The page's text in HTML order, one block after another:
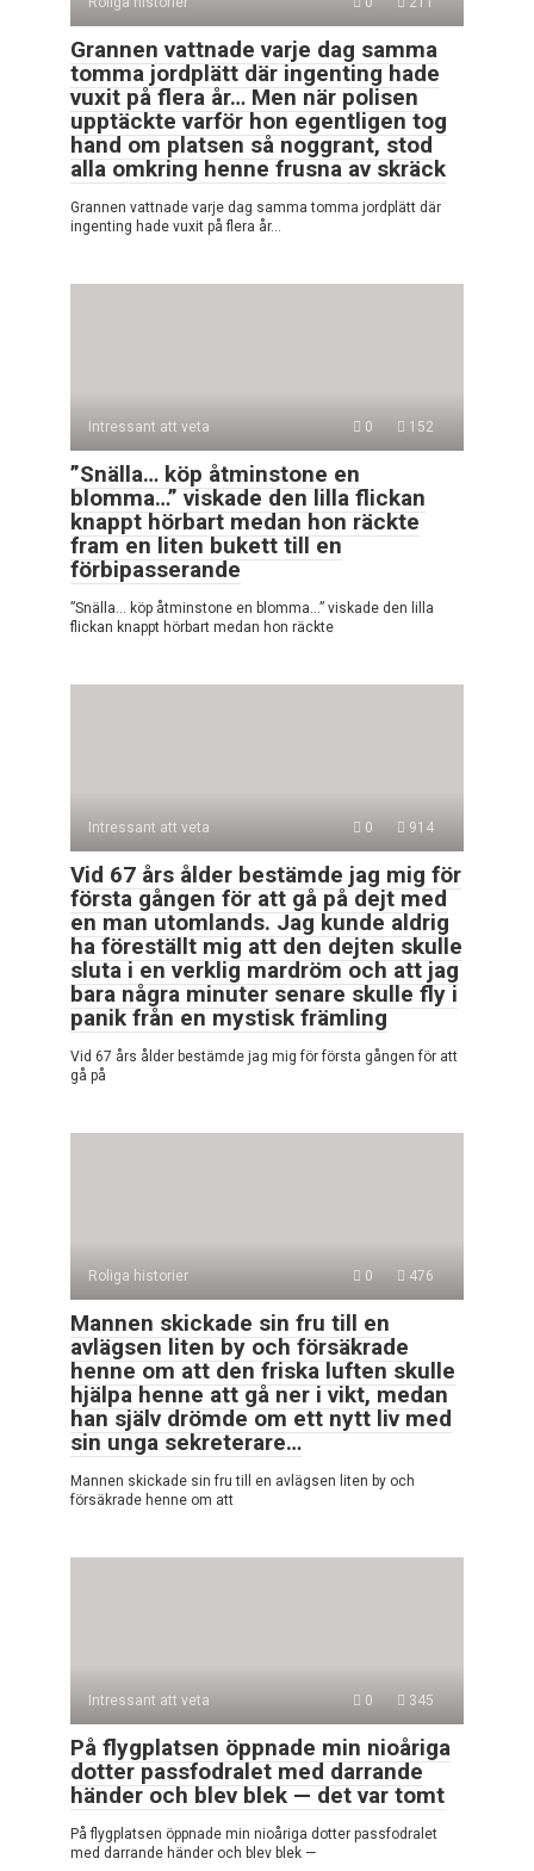
Grannen vattnade varje dag samma
tomma jordplätt där ingenting hade
vuxit på flera år… Men när polisen
upptäckte varför hon egentligen tog
hand om platsen så noggrant, stod
alla omkring henne frusna av skräck
Grannen vattnade varje dag samma tomma jordplätt där
ingenting hade vuxit på flera år…
Intressant att veta 0 152
”Snälla… köp åtminstone en
blomma…” viskade den lilla flickan
knappt hörbart medan hon räckte
fram en liten bukett till en
förbipasserande
”Snälla… köp åtminstone en blomma…” viskade den lilla
flickan knappt hörbart medan hon räckte
Intressant att veta 0 914
Vid 67 års ålder bestämde jag mig för
första gången för att gå på dejt med
en man utomlands. Jag kunde aldrig
ha föreställt mig att den dejten skulle
sluta i en verklig mardröm och att jag
bara några minuter senare skulle fly i
panik från en mystisk främling
Vid 67 års ålder bestämde jag mig för första gången för att
gå på
Roliga historier 0 476
Mannen skickade sin fru till en
avlägsen liten by och försäkrade
henne om att den friska luften skulle
hjälpa henne att gå ner i vikt, medan
han själv drömde om ett nytt liv med
sin unga sekreterare…
Mannen skickade sin fru till en avlägsen liten by och
försäkrade henne om att
Intressant att veta 0 345
På flygplatsen öppnade min nioåriga
dotter passfodralet med darrande
händer och blev blek — det var tomt
På flygplatsen öppnade min nioåriga dotter passfodralet
med darrande händer och blev blek —